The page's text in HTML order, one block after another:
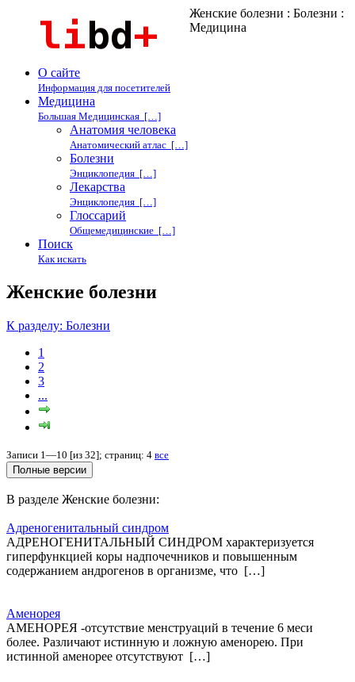
Женские болезни : Болезни :
Медицина
О сайте
Информация для посетителей
Медицина
Большая Медицинская […]
Анатомия человека
Анатомический атлас […]
Болезни
Энциклопедия […]
Лекарства
Энциклопедия […]
Глоссарий
Общемедицинские […]
Поиск
Как искать
Женские болезни
К разделу: Болезни
1
2
3
...
Записи 1—10 [из 32]; страниц: 4 все
В разделе Женские болезни:
Адреногенитальный синдром
АДРЕНОГЕНИТАЛЬНЫЙ СИНДРОМ характеризуется
гиперфункцией коры надпочечников и повышенным
содержанием андрогенов в организме, что […]
Аменорея
АМЕНОРЕЯ -отсутствие менструаций в течение 6 меси
более. Различают истинную и ложную аменорею. При
истинной аменорее отсутствуют […]